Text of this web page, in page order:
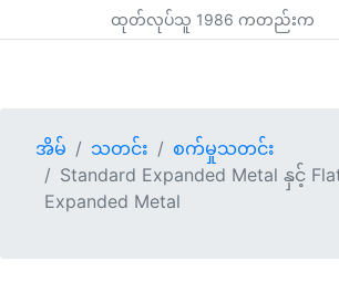
ထုတ်လုပ်သူ 1986 ကတည်းက
အိမ် သတင်း
စက်မှုသတင်း
Standard Expanded Metal နှင့်
Expanded Metal